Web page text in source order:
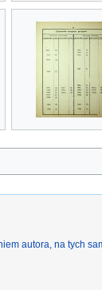
autora, na tych